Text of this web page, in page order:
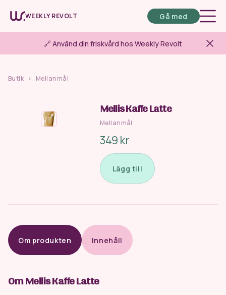
WEEKLY REVOLT Gå med
🔗 Använd din friskvård hos Weekly Revolt
Butik > Mellanmål
Mellis Kaffe Latte
Mellanmål
349 kr
Lägg till
Om produkten Innehåll
Om Mellis Kaffe Latte